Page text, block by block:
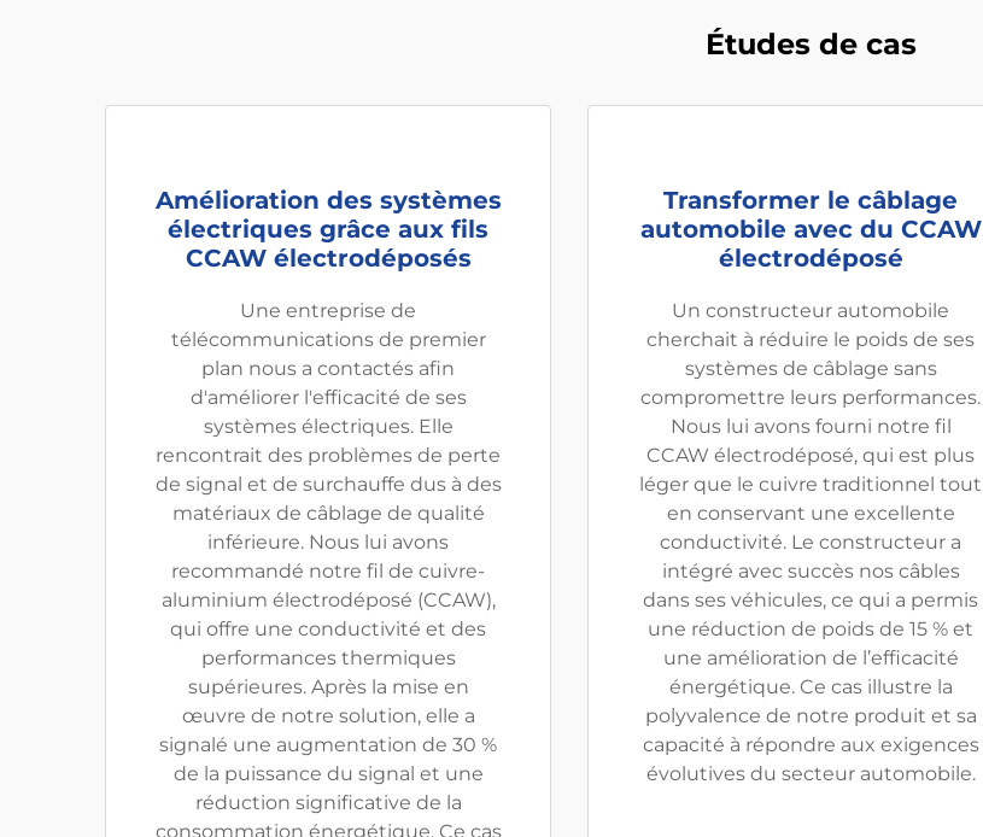
Études de cas
Amélioration des systèmes
électriques grâce aux fils
CCAW électrodéposés
Une entreprise de
télécommunications de premier
plan nous a contactés afin
d'améliorer l'efficacité de ses
systèmes électriques. Elle
rencontrait des problèmes de perte
de signal et de surchauffe dus à des
matériaux de câblage de qualité
inférieure. Nous lui avons
recommandé notre fil de cuivre-
aluminium électrodéposé (CCAW),
qui offre une conductivité et des
performances thermiques
supérieures. Après la mise en
œuvre de notre solution, elle a
signalé une augmentation de 30 %
de la puissance du signal et une
réduction significative de la
consommation énergétique. Ce cas
Transformer le câblage
automobile avec du CCAW
électrodéposé
Un constructeur automobile
cherchait à réduire le poids de ses
systèmes de câblage sans
compromettre leurs performances.
Nous lui avons fourni notre fil
CCAW électrodéposé, qui est plus
léger que le cuivre traditionnel tout
en conservant une excellente
conductivité. Le constructeur a
intégré avec succès nos câbles
dans ses véhicules, ce qui a permis
une réduction de poids de 15 % et
une amélioration de l’efficacité
énergétique. Ce cas illustre la
polyvalence de notre produit et sa
capacité à répondre aux exigences
évolutives du secteur automobile.